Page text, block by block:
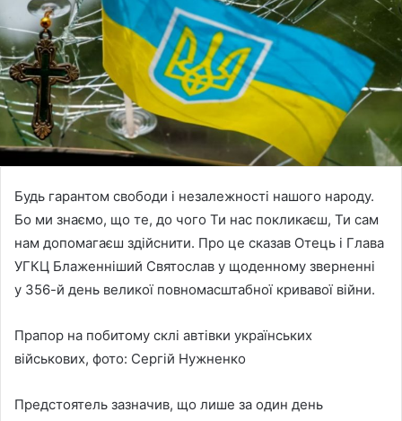
Будь гарантом свободи і незалежності нашого народу.
Бо ми знаємо, що те, до чого Ти нас покликаєш, Ти сам
нам допомагаєш здійснити. Про це сказав Отець і Глава
УГКЦ Блаженніший Святослав у щоденному зверненні
у 356-й день великої повномасштабної кривавої війни.
Прапор на побитому склі автівки українських
військових, фото: Сергій Нужненко
Предстоятель зазначив, що лише за один день